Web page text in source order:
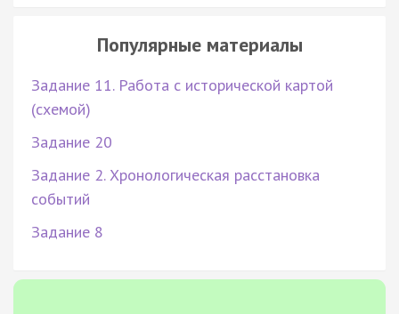
Популярные материалы
Задание 11. Работа с исторической картой
(схемой)
Задание 20
Задание 2. Хронологическая расстановка
событий
Задание 8